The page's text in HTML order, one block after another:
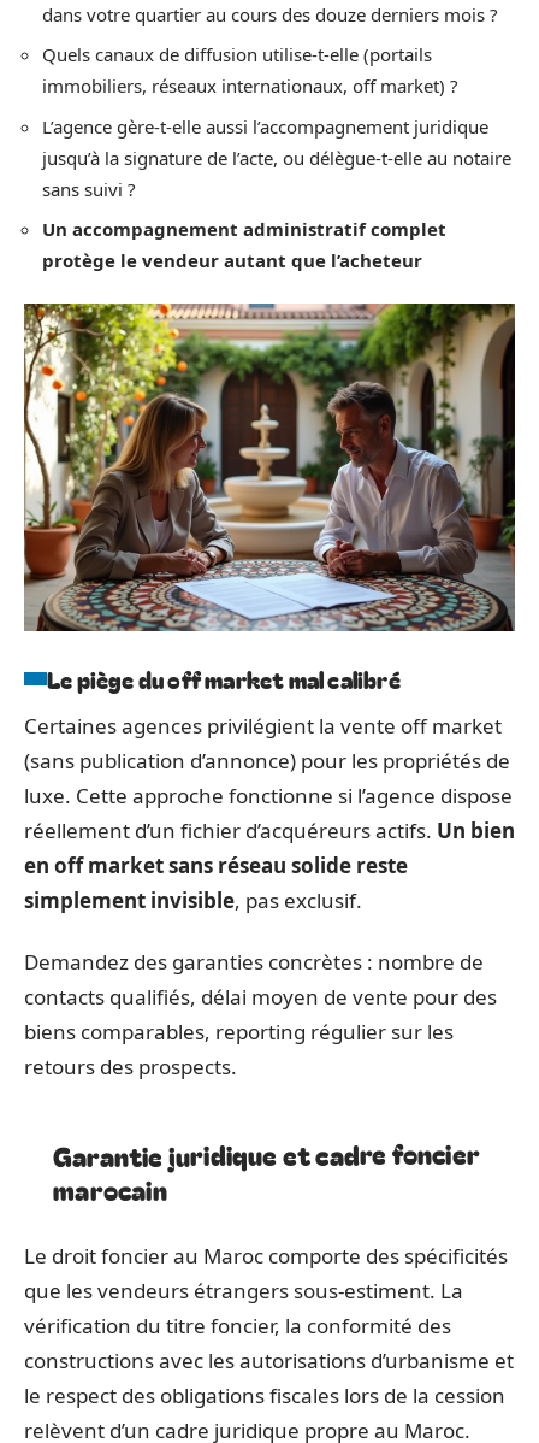
dans votre quartier au cours des douze derniers mois ?
Quels canaux de diffusion utilise-t-elle (portails
immobiliers, réseaux internationaux, off market) ?
L’agence gère-t-elle aussi l’accompagnement juridique
jusqu’à la signature de l’acte, ou délègue-t-elle au notaire
sans suivi ?
Un accompagnement administratif complet
protège le vendeur autant que l’acheteur
Le piège du off market mal calibré
Certaines agences privilégient la vente off market
(sans publication d’annonce) pour les propriétés de
luxe. Cette approche fonctionne si l’agence dispose
réellement d’un fichier d’acquéreurs actifs. Un bien
en off market sans réseau solide reste
simplement invisible, pas exclusif.
Demandez des garanties concrètes : nombre de
contacts qualifiés, délai moyen de vente pour des
biens comparables, reporting régulier sur les
retours des prospects.
Garantie juridique et cadre foncier
marocain
Le droit foncier au Maroc comporte des spécificités
que les vendeurs étrangers sous-estiment. La
vérification du titre foncier, la conformité des
constructions avec les autorisations d’urbanisme et
le respect des obligations fiscales lors de la cession
relèvent d’un cadre juridique propre au Maroc.